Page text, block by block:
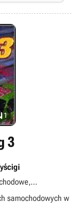
1
3
samochodowych w